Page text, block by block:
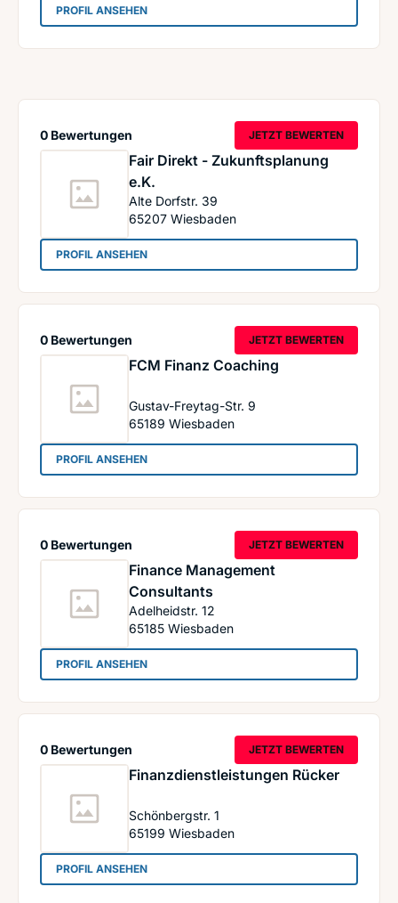
PROFIL ANSEHEN: Ebert Walter
Fair Direkt - Zukunftsplanung
e.K.
Alte Dorfstr. 39
65207 Wiesbaden
0 Bewertungen JETZT BEWERTEN
PROFIL ANSEHEN: Fair Direkt - Zukunftsplanung e.K.
FCM Finanz Coaching
Gustav-Freytag-Str. 9
65189 Wiesbaden
0 Bewertungen JETZT BEWERTEN
PROFIL ANSEHEN: FCM Finanz Coaching
Finance Management
Consultants
Adelheidstr. 12
65185 Wiesbaden
0 Bewertungen JETZT BEWERTEN
PROFIL ANSEHEN: Finance Management Consultants
Finanzdienstleistungen Rücker
Schönbergstr. 1
65199 Wiesbaden
0 Bewertungen JETZT BEWERTEN
PROFIL ANSEHEN: Finanzdienstleistungen Rücker